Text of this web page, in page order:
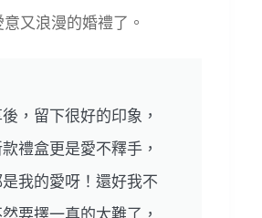
又浪漫的婚禮了。
，留下很好的印象，
禮盒更是愛不釋手，
我的愛呀！還好我不
要擇一真的太難了，